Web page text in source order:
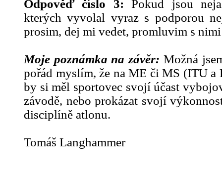
Odpověď číslo 3:Pokud jsou
kterých vyvolal vyraz s podporou
prosim, dej mi vedet, promluvim s
Moje poznámka na závěr: Možná
pořád myslím, že na ME či MS (ITU a
by si měl sportovec svojí účast
závodě, nebo prokázat svojí
disciplíně atlonu.
Tomáš Langhammer